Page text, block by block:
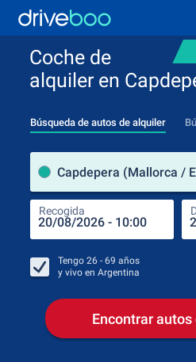
Coche de
alquiler en
Búsqueda de autos de alquiler
Capdepera (Mallorca /
Recogida
Tengo 26 - 69 años
y vivo en Argentina
Encontrar